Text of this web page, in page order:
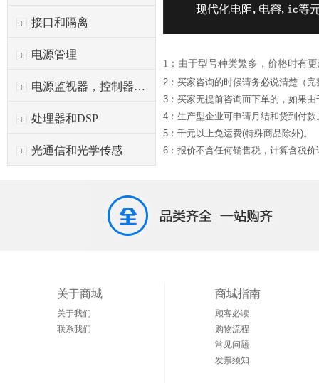
接口和隔离
电源管理
电源监视器，控制器和保护
处理器和DSP
光通信和光学传感
1：由于型号种类繁多，价格时有
2：买家咨询的时候请务必说清楚（
3：买家无提前咨询而下单的，如果
4：生产型企业可申请月结和货到付款
5：千元以上免运费(特殊商品除外)。
6：报价不含任何销售税，计算含税价
关于商城
关于我们
联系我们
商城指南
顾客必读
购物流程
常见问题
发票须知